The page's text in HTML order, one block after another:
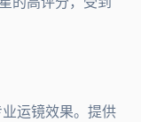
运镜效果。提供